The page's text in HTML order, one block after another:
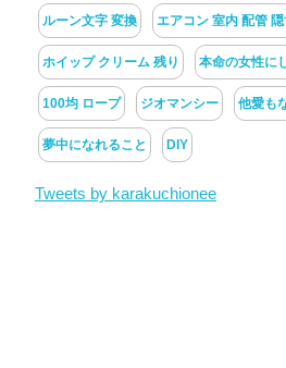
ルーン文字 変換 エアコン 室内 配管
ホイップ クリーム 残り 本命の女性に
100均 ロープ ジオマンシー 他愛も
夢中になれること DIY
Tweets by karakuchionee